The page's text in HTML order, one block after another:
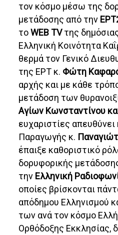
τον κόσμο μέσω της
μετάδοσης από την
τοWEB TV της
Ελληνική Κοινότητα
θερμά τον Γενικό
της ΕΡΤ κ. Φώτη
αρχής και με κάθε
μετάδοση των
Αγίων Κωνσταντίνου
ευχαριστίες
Παραγωγής κ.
έπαιξε καθοριστικό
δορυφορικής
την Ελληνική
οποίες βρίσκονται
απόδημου Ελληνισμού
των ανά τον κόσμο
Ορθόδοξης Εκκλησίας,